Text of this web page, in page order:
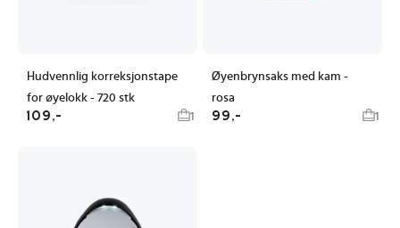
Hudvennlig korreksjonstape
for øyelokk - 720 stk
109,- 1
Øyenbrynsaks med kam -
rosa
99,- 1